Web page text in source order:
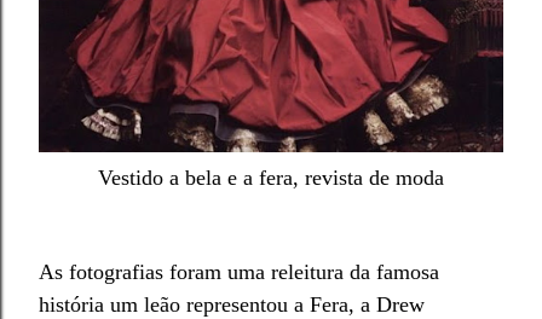
Vestido a bela e a fera, revista de moda
As fotografias foram uma releitura da famosa
história um leão representou a Fera, a Drew